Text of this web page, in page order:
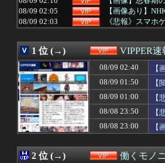
08/09 02:05
【画像あり】
08/09 02:03
《悲報》スマ
08/09 02:02
【参考画像】脱
08/09 02:00
実際時岡→風タク
08/09 02:00
【悲報】グエン
08/09 02:00
登山家「山で迷
08/09 02:00
東大卒さん、ヒ
08/09 01:50
【閲覧注意】ケ
08/09 01:50
ショートスリー
08/09 01:45
ショートスリー
08/09 01:39
【衝撃】中国女
08/09 01:34
【動画】巨乳女
08/09 01:33
【ｼｺ画像】巨乳
1 位 (→) VIPPER速
08/09 02:40
【
08/09 01:50
【
08/09 01:00
【
08/08 23:50
【
08/08 23:00
【
2 位 (→) 働くモノ